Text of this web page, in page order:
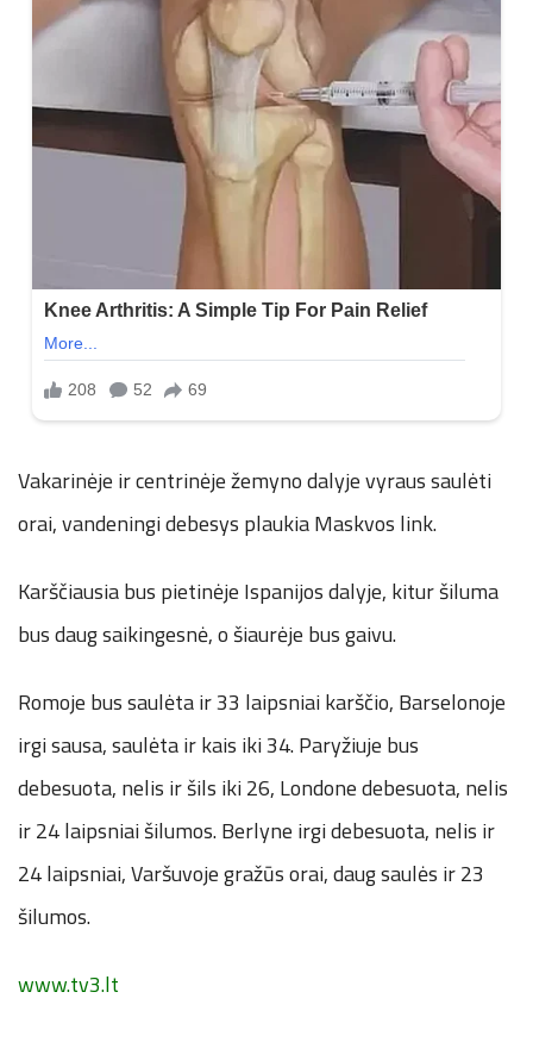
Vakarinėje ir centrinėje žemyno dalyje vyraus saulėti
orai, vandeningi debesys plaukia Maskvos link.
Karščiausia bus pietinėje Ispanijos dalyje, kitur šiluma
bus daug saikingesnė, o šiaurėje bus gaivu.
Romoje bus saulėta ir 33 laipsniai karščio, Barselonoje
irgi sausa, saulėta ir kais iki 34. Paryžiuje bus
debesuota, nelis ir šils iki 26, Londone debesuota, nelis
ir 24 laipsniai šilumos. Berlyne irgi debesuota, nelis ir
24 laipsniai, Varšuvoje gražūs orai, daug saulės ir 23
šilumos.
www.tv3.lt